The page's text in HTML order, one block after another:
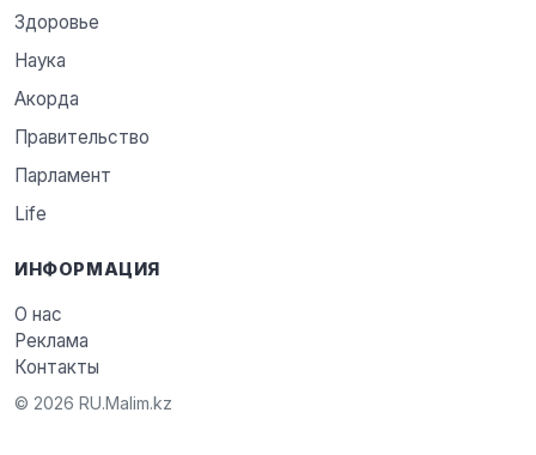
Здоровье
Наука
Акорда
Правительство
Парламент
Life
ИНФОРМАЦИЯ
О нас
Реклама
Контакты
© 2026 RU.Malim.kz